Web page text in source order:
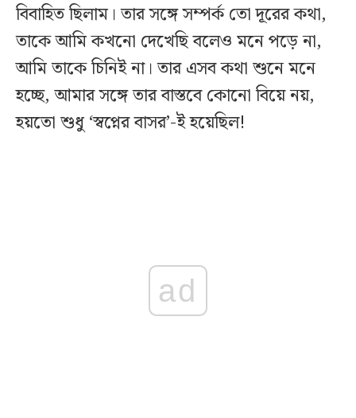
বিবাহিত ছিলাম। তার সঙ্গে সম্পর্ক তো দূরের কথা,
তাকে আমি কখনো দেখেছি বলেও মনে পড়ে না,
আমি তাকে চিনিই না। তার এসব কথা শুনে মনে
হচ্ছে, আমার সঙ্গে তার বাস্তবে কোনো বিয়ে নয়,
হয়তো শুধু ‘স্বপ্নের বাসর’-ই হয়েছিল!
ad